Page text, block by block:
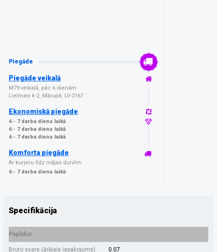
Piegāde
Piegāde veikalā
M79 veikalā, pēc 6 dienām
Lielmaņi k-2, Mārupē, LV-2167
Ekonomiskā piegāde
6 - 7 darba dienu laikā
6 - 7 darba dienu laikā
6 - 7 darba dienu laikā
Komforta piegāde
Ar kurjeru līdz mājas durvīm:
6 - 7 darba dienu laikā
Specifikācija
Papildus
Bruto svars (ārējais iepakojums) 0.07